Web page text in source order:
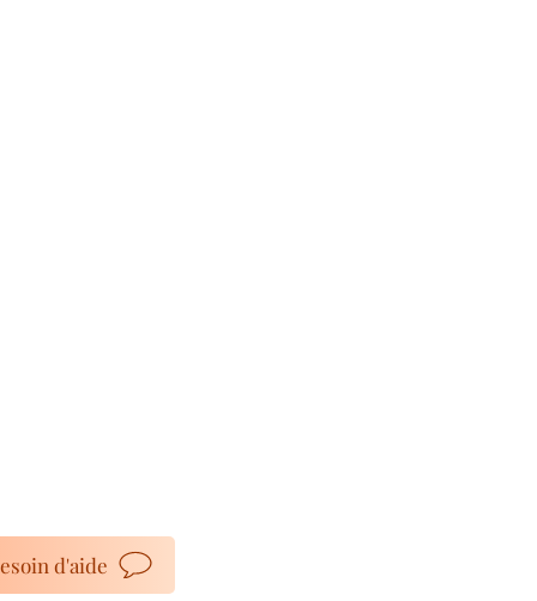
d'aide